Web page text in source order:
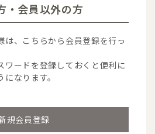
・会員以外の方
は、こちらから会員登録を行っ
ワードを登録しておくと便利に
なります。